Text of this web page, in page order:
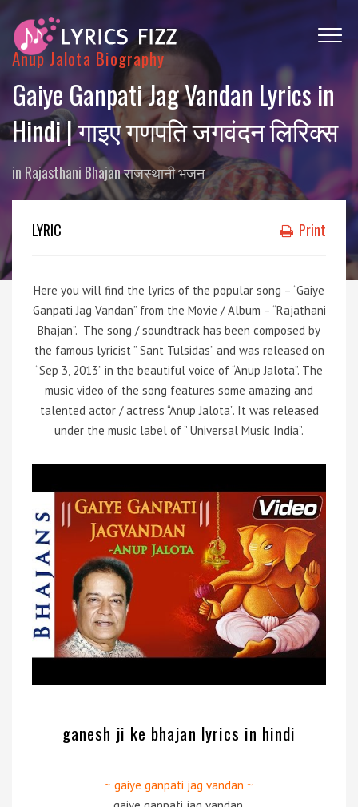
Anup Jalota Biography
Gaiye Ganpati Jag Vandan Lyrics in
Hindi | गाइए गणपति जगवंदन लिरिक्स
in Rajasthani Bhajan राजस्थानी भजन
LYRIC Print
Here you will find the lyrics of the popular song – “Gaiye
Ganpati Jag Vandan” from the Movie / Album – “Rajathani
Bhajan”. The song / soundtrack has been composed by
the famous lyricist ” Sant Tulsidas” and was released on
“Sep 3, 2013” in the beautiful voice of “Anup Jalota”. The
music video of the song features some amazing and
talented actor / actress “Anup Jalota”. It was released
under the music label of ” Universal Music India”.
ganesh ji ke bhajan lyrics in hindi
~ gaiye ganpati jag vandan ~